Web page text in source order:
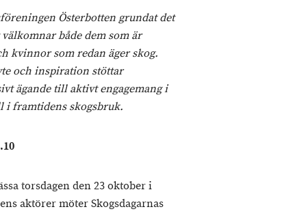
Österbotten grundat det
både dem som är
kvinnor som redan äger skog.
och inspiration stöttar
ägande till aktivt engagemang i
i framtidens skogsbruk.
torsdagen den 23 oktober i
aktörer möter Skogsdagarnas